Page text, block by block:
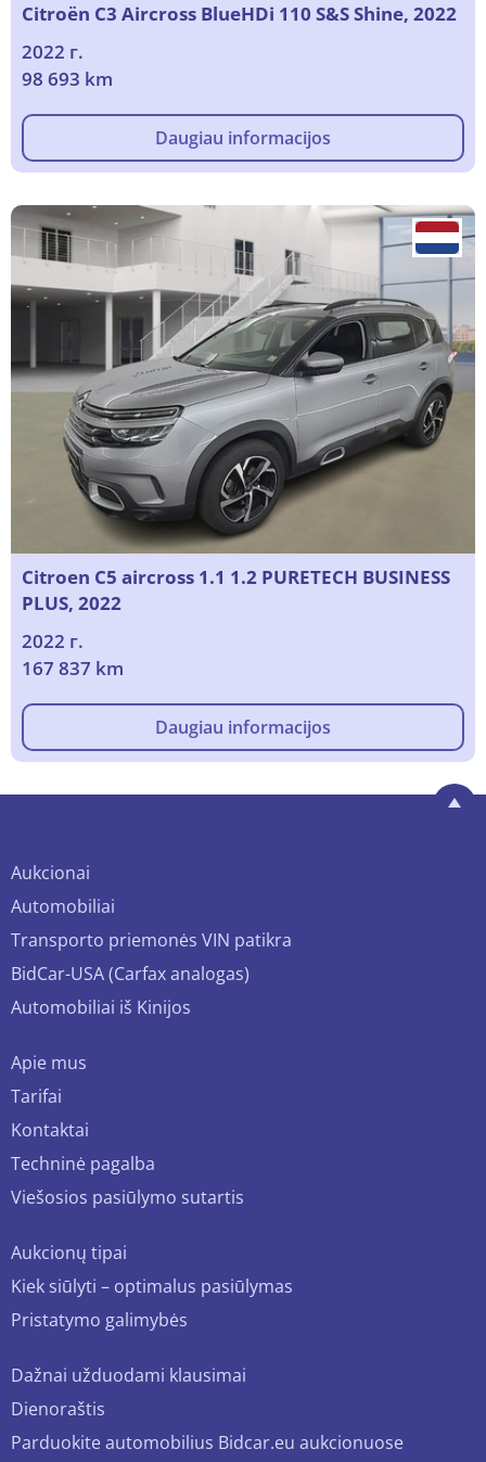
Citroën C3 Aircross BlueHDi 110 S&S Shine, 2022
2022 г.
98 693 km
Daugiau informacijos
Citroen C5 aircross 1.1 1.2 PURETECH BUSINESS
PLUS, 2022
2022 г.
167 837 km
Daugiau informacijos
Aukcionai
Automobiliai
Transporto priemonės VIN patikra
BidCar-USA (Carfax analogas)
Automobiliai iš Kinijos
Apie mus
Tarifai
Kontaktai
Techninė pagalba
Viešosios pasiūlymo sutartis
Aukcionų tipai
Kiek siūlyti – optimalus pasiūlymas
Pristatymo galimybės
Dažnai užduodami klausimai
Dienoraštis
Parduokite automobilius Bidcar.eu aukcionuose